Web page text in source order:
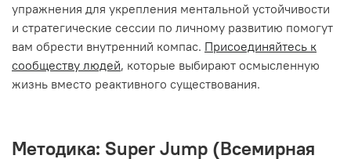
упражнения для укрепления ментальной устойчивости
и стратегические сессии по личному развитию помогут
вам обрести внутренний компас. Присоединяйтесь к
сообществу людей, которые выбирают осмысленную
жизнь вместо реактивного существования.
Методика: Super Jump (Всемирная